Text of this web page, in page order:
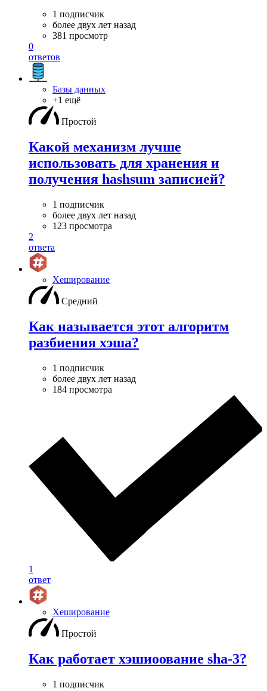
1 подписчик
более двух лет назад
381 просмотр
0
ответов
Базы данных
+1 ещё
Простой
Какой механизм лучше
использовать для хранения и
получения hashsum записией?
1 подписчик
более двух лет назад
123 просмотра
2
ответа
Хеширование
Средний
Как называется этот алгоритм
разбиения хэша?
1 подписчик
более двух лет назад
184 просмотра
1
ответ
Хеширование
Простой
Как работает хэшиоование sha-3?
1 подписчик